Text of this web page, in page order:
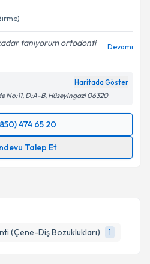
(Çene-Diş Bozuklukları) 1
tanıyorum ortodonti
Devamı
Haritada Göster
No:11, D:A-B, Hüseyingazi 06320
474 65 20
Talep Et
Talebi